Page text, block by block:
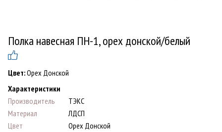
Полка навесная ПН-1, орех донской/белый
Цвет:Орех Донской
Характеристики
Производитель
ТЭКС
Материал
ЛДСП
Цвет
Орех Донской